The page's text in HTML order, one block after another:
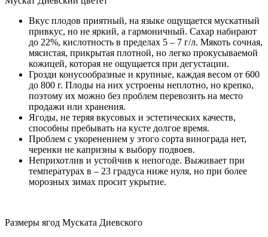
Вкус плодов приятный, на языке ощущается мускатный
привкус, но не яркий, а гармоничный. Сахар набирают
до 22%, кислотность в пределах 5 – 7 г/л. Мякоть сочная,
мясистая, прикрытая плотной, но легко прокусываемой
кожицей, которая не ощущается при дегустации.
Грозди конусообразные и крупные, каждая весом от 600
до 800 г. Плоды на них устроены неплотно, но крепко,
поэтому их можно без проблем перевозить на место
продажи или хранения.
Ягоды, не теряя вкусовых и эстетических качеств,
способны пребывать на кусте долгое время.
Проблем с укоренением у этого сорта винограда нет,
черенки не капризны к выбору подвоев.
Неприхотлив и устойчив к непогоде. Выживает при
температурах в – 23 градуса ниже нуля, но при более
морозных зимах просит укрытие.
Размеры ягод Муската Диевского